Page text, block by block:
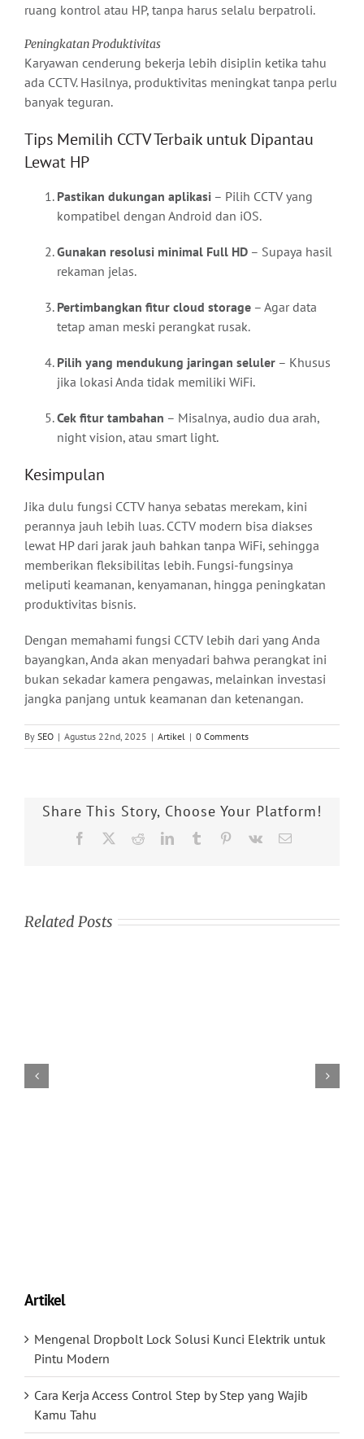
ruang kontrol atau HP, tanpa harus selalu berpatroli.
Peningkatan Produktivitas
Karyawan cenderung bekerja lebih disiplin ketika tahu
ada CCTV. Hasilnya, produktivitas meningkat tanpa perlu
banyak teguran.
Tips Memilih CCTV Terbaik untuk Dipantau
Lewat HP
Pastikan dukungan aplikasi – Pilih CCTV yang
kompatibel dengan Android dan iOS.
Gunakan resolusi minimal Full HD – Supaya hasil
rekaman jelas.
Pertimbangkan fitur cloud storage – Agar data
tetap aman meski perangkat rusak.
Pilih yang mendukung jaringan seluler – Khusus
jika lokasi Anda tidak memiliki WiFi.
Cek fitur tambahan – Misalnya, audio dua arah,
night vision, atau smart light.
Kesimpulan
Jika dulu fungsi CCTV hanya sebatas merekam, kini
perannya jauh lebih luas. CCTV modern bisa diakses
lewat HP dari jarak jauh bahkan tanpa WiFi, sehingga
memberikan fleksibilitas lebih. Fungsi-fungsinya
meliputi keamanan, kenyamanan, hingga peningkatan
produktivitas bisnis.
Dengan memahami fungsi CCTV lebih dari yang Anda
bayangkan, Anda akan menyadari bahwa perangkat ini
bukan sekadar kamera pengawas, melainkan investasi
jangka panjang untuk keamanan dan ketenangan.
By SEO | Agustus 22nd, 2025 | Artikel | 0 Comments
Share This Story, Choose Your Platform!
Facebook RedditLinkedInTumblr Pinterest
Vk Email
Related Posts
Artikel
Mengenal Dropbolt Lock Solusi Kunci Elektrik untuk
Pintu Modern
Cara Kerja Access Control Step by Step yang Wajib
Kamu Tahu